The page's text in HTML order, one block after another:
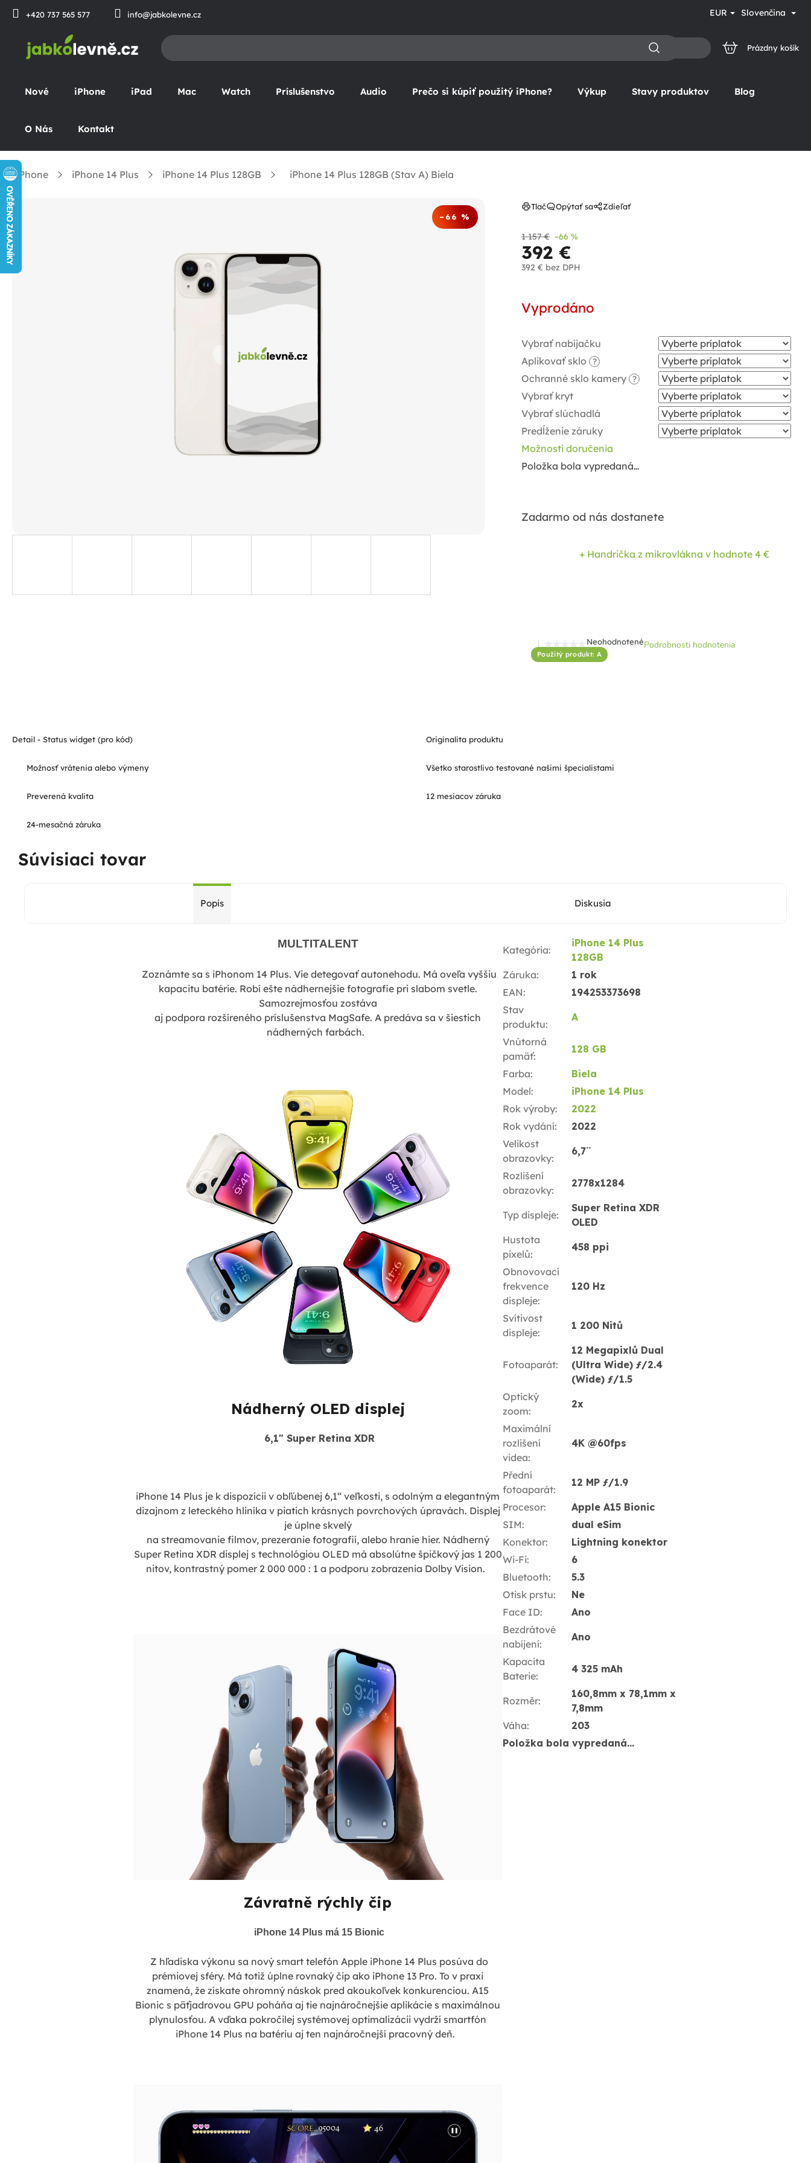
Prejsť
+420 737 565 577 info@jabkolevne.cz EUR Slovenčina
NÁKUPNÝ
Prázdny košík
Nové iPhone iPad Mac Watch Príslušenstvo Audio Prečo si kúpiť použitý iPhone? Výkup Stavy produktov Blog
O Nás Kontakt
iPhone iPhone 14 Plus iPhone 14 Plus 128GB iPhone 14 Plus 128GB (Stav A) Biela
Použitý produkt: A
Priemerné
hodnotenie
NeohodnotenéPodrobnosti hodnotenia
–66 %
1 157 € –66 %
392 €
392 € bez DPH
cena:
Vyprodáno
Vybrať nabíjačku
Aplikovať sklo
?
Ochranné sklo kamery ?
Vybrať kryt
Vybrať slúchadlá
Predĺženie záruky
Možnosti doručenia
Položka bola vypredaná…
Zadarmo od nás dostanete
+ Handrička z mikrovlákna v hodnote 4 €
Tlač Opýtať sa Zdieľať
Detail - Status widget (pro kód) Originalita produktu
Možnosť vrátenia alebo výmeny Všetko starostlivo testované našimi špecialistami
Preverená kvalita 12 mesiacov záruka
24-mesačná záruka
Súvisiaci tovar
Popis Diskusia
MULTITALENT
Zoznámte sa s iPhonom 14 Plus. Vie detegovať autonehodu. Má oveľa vyššiu
kapacitu batérie. Robí ešte nádhernejšie fotografie pri slabom svetle.
Samozrejmosťou zostáva
aj podpora rozšíreného príslušenstva MagSafe. A predáva sa v šiestich
nádherných farbách.
Nádherný OLED displej
6,1" Super Retina XDR
iPhone 14 Plus je k dispozícii v obľúbenej 6,1“ veľkosti, s odolným a elegantným
dizajnom z leteckého hliníka v piatich krásnych povrchových úpravách. Displej
je úplne skvelý
na streamovanie filmov, prezeranie fotografií, alebo hranie hier. Nádherný
Super Retina XDR displej s technológiou OLED má absolútne špičkový jas 1 200
nitov, kontrastný pomer 2 000 000 : 1 a podporu zobrazenia Dolby Vision.
Závratně rýchly čip
iPhone 14 Plus má 15 Bionic
Z hľadiska výkonu sa nový smart telefón Apple iPhone 14 Plus posúva do
prémiovej sféry. Má totiž úplne rovnaký čip ako iPhone 13 Pro. To v praxi
znamená, že získate ohromný náskok pred akoukoľvek konkurenciou. A15
Bionic s päťjadrovou GPU poháňa aj tie najnáročnejšie aplikácie s maximálnou
plynulosťou. A vďaka pokročilej systémovej optimalizácii vydrží smartfón
iPhone 14 Plus na batériu aj ten najnáročnejší pracovný deň.
Kategória:
iPhone 14 Plus
128GB
Záruka:
1 rok
EAN:
194253373698
Stav
produktu:
A
Vnútorná
pamäť:
128 GB
Farba:
Biela
Model:
iPhone 14 Plus
Rok výroby:
2022
Rok vydání:
2022
Velikost
obrazovky:
6,7¨
Rozlišení
obrazovky:
2778x1284
Typ displeje:
Super Retina XDR
OLED
Hustota
pixelů:
458 ppi
Obnovovací
frekvence
displeje:
120 Hz
Svítivost
displeje:
1 200 Nitů
Fotoaparát:
12 Megapixlů Dual
(Ultra Wide) ƒ/2.4
(Wide) ƒ/1.5
Optický
zoom:
2x
Maximální
rozlišení
videa:
4K @60fps
Přední
fotoaparát:
12 MP ƒ/1.9
Procesor:
Apple A15 Bionic
SIM:
dual eSim
Konektor:
Lightning konektor
Wi-Fi:
6
Bluetooth:
5.3
Otisk prstu:
Ne
Face ID:
Ano
Bezdrátové
nabíjení:
Ano
Kapacita
Baterie:
4 325 mAh
Rozměr:
160,8mm x 78,1mm x
7,8mm
Váha:
203
Položka bola vypredaná…